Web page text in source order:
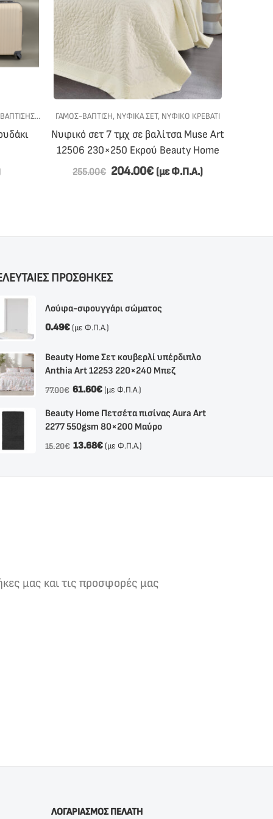
,ΣΕΤ ΒΆΠΤΙΣΗΣ ΓΙΑ ΑΓΌΡΙ,ΣΕΤ ΒΆΠΤΙΣΗΣ ΓΙΑ ΚΟΡΊΤΣΙ
ΓΆΜΟΣ-ΒΆΠΤΙΣΗ, ΝΥΦΙΚΆ ΣΕΤ, ΝΥΦΙΚΌ ΚΡΕΒΆΤΙ
Νυφικό σετ 7 τμχ σε βαλίτσα Muse Art
12506 230×250 Εκρού Beauty Home
255.00€ 204.00€ (με Φ.Π.Α.)
ΠΡΟΣΘΗΚΕΣ
Λούφα-σφουγγάρι σώματος
0.49€ (με Φ.Π.Α.)
Beauty Home Σετ κουβερλί υπέρδιπλο
Anthia Αrt 12253 220×240 Μπεζ
77.00€ 61.60€ (με Φ.Π.Α.)
Beauty Home Πετσέτα πισίνας Aura Art
2277 550gsm 80×200 Μαύρο
15.20€ 13.68€ (με Φ.Π.Α.)
μας και τις προσφορές μας
ΛΟΓΑΡΙΑΣΜΟΣ ΠΕΛΑΤΗ